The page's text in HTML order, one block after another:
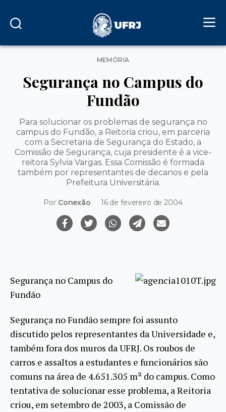
Categorias
MEMÓRIA
Segurança no Campus do
Fundão
Para solucionar os problemas de segurança no
campus do Fundão, a Reitoria criou, em parceria
com a Secretaria de Segurança do Estado, a
Comissão de Segurança, cuja presidente é a vice-
reitora Sylvia Vargas. Essa Comissão é formada
também por representantes de decanos e pela
Prefeitura Universitária.
Por Conexão 16 de fevereiro de 2004
Segurança no Campus do
Fundão
Segurança no Fundão sempre foi assunto
discutido pelos representantes da Universidade e,
também fora dos muros da UFRJ. Os roubos de
carros e assaltos a estudantes e funcionários são
comuns na área de 4.651.305 m² do campus. Como
tentativa de solucionar esse problema, a Reitoria
criou, em setembro de 2003, a Comissão de